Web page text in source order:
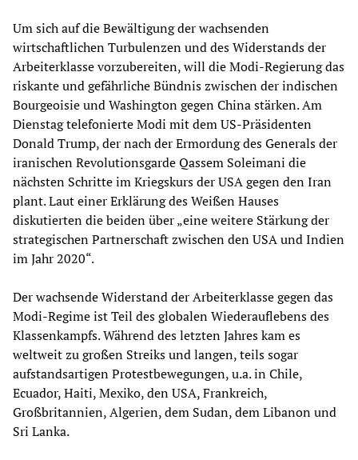
Um sich auf die Bewältigung der wachsenden
wirtschaftlichen Turbulenzen und des Widerstands der
Arbeiterklasse vorzubereiten, will die Modi-Regierung das
riskante und gefährliche Bündnis zwischen der indischen
Bourgeoisie und Washington gegen China stärken. Am
Dienstag telefonierte Modi mit dem US-Präsidenten
Donald Trump, der nach der Ermordung des Generals der
iranischen Revolutionsgarde Qassem Soleimani die
nächsten Schritte im Kriegskurs der USA gegen den Iran
plant. Laut einer Erklärung des Weißen Hauses
diskutierten die beiden über „eine weitere Stärkung der
strategischen Partnerschaft zwischen den USA und Indien
im Jahr 2020“.
Der wachsende Widerstand der Arbeiterklasse gegen das
Modi-Regime ist Teil des globalen Wiederauflebens des
Klassenkampfs. Während des letzten Jahres kam es
weltweit zu großen Streiks und langen, teils sogar
aufstandsartigen Protestbewegungen, u.a. in Chile,
Ecuador, Haiti, Mexiko, den USA, Frankreich,
Großbritannien, Algerien, dem Sudan, dem Libanon und
Sri Lanka.